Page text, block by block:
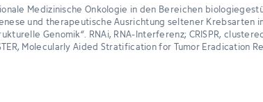
Medizinische Onkologie in den Bereichen
und therapeutische Ausrichtung seltener Krebsarten
Genomik“. RNAi, RNA-Interferenz; CRISPR,
Molecularly Aided Stratification for Tumor Eradication